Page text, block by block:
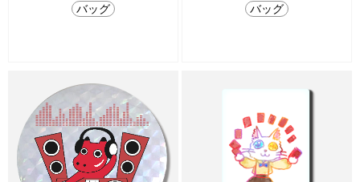
バッグ バッグ